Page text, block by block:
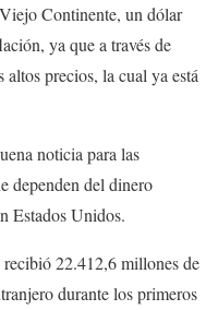
Continente, un dólar
ya que a través de
precios, la cual ya está
noticia para las
dependen del dinero
Estados Unidos.
22.412,6 millones de
durante los primeros